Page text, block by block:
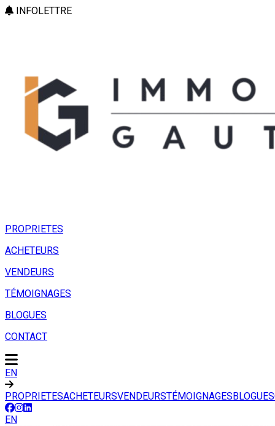
INFOLETTRE
PROPRIETES
ACHETEURS
VENDEURS
TÉMOIGNAGES
BLOGUES
CONTACT
EN
PROPRIETESACHETEURSVENDEURSTÉMOIGNAGESBLOGUES
EN